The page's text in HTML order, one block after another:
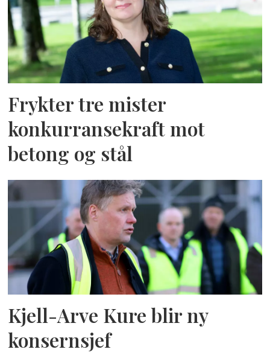
Frykter tre mister
konkurransekraft mot
betong og stål
Kjell-Arve Kure blir ny
konsernsjef